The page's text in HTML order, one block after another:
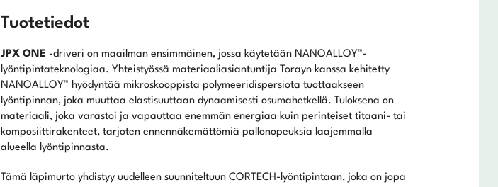
Tuotetiedot
JPX ONE -driveri on maailman ensimmäinen, jossa käytetään NANOALLOY™-
lyöntipintateknologiaa. Yhteistyössä materiaaliasiantuntija Torayn kanssa kehitetty
NANOALLOY™ hyödyntää mikroskooppista polymeeridispersiota tuottaakseen
lyöntipinnan, joka muuttaa elastisuuttaan dynaamisesti osumahetkellä. Tuloksena on
materiaali, joka varastoi ja vapauttaa enemmän energiaa kuin perinteiset titaani- tai
komposiittirakenteet, tarjoten ennennäkemättömiä pallonopeuksia laajemmalla
alueella lyöntipinnasta.
Tämä läpimurto yhdistyy uudelleen suunniteltuun CORTECH-lyöntipintaan, joka on jopa